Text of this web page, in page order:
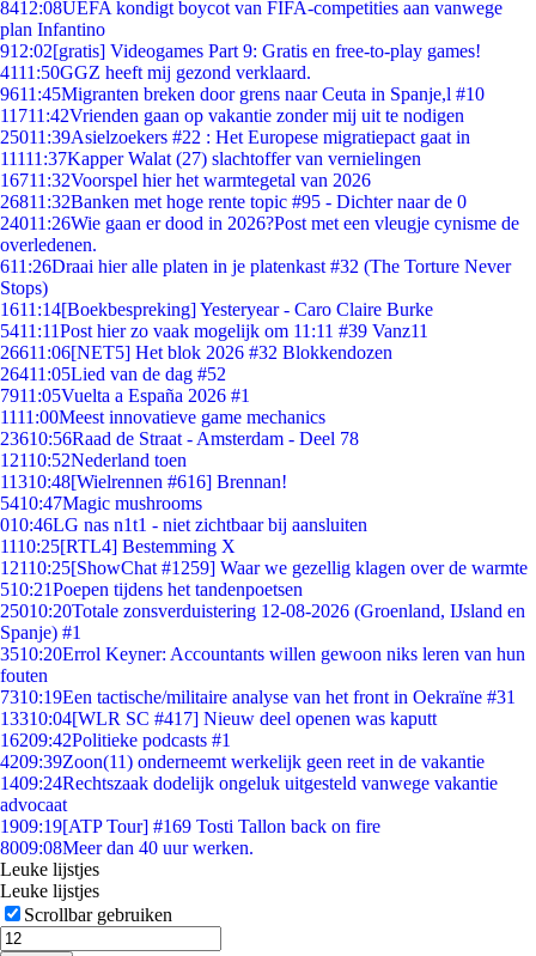
8412:08UEFA kondigt boycot van FIFA-competities aan vanwege
plan Infantino
912:02[gratis] Videogames Part 9: Gratis en free-to-play games!
4111:50GGZ heeft mij gezond verklaard.
9611:45Migranten breken door grens naar Ceuta in Spanje,l #10
11711:42Vrienden gaan op vakantie zonder mij uit te nodigen
25011:39Asielzoekers #22 : Het Europese migratiepact gaat in
11111:37Kapper Walat (27) slachtoffer van vernielingen
16711:32Voorspel hier het warmtegetal van 2026
26811:32Banken met hoge rente topic #95 - Dichter naar de 0
24011:26Wie gaan er dood in 2026?Post met een vleugje cynisme de
overledenen.
611:26Draai hier alle platen in je platenkast #32 (The Torture Never
Stops)
1611:14[Boekbespreking] Yesteryear - Caro Claire Burke
5411:11Post hier zo vaak mogelijk om 11:11 #39 Vanz11
26611:06[NET5] Het blok 2026 #32 Blokkendozen
26411:05Lied van de dag #52
7911:05Vuelta a España 2026 #1
1111:00Meest innovatieve game mechanics
23610:56Raad de Straat - Amsterdam - Deel 78
12110:52Nederland toen
11310:48[Wielrennen #616] Brennan!
5410:47Magic mushrooms
010:46LG nas n1t1 - niet zichtbaar bij aansluiten
1110:25[RTL4] Bestemming X
12110:25[ShowChat #1259] Waar we gezellig klagen over de warmte
510:21Poepen tijdens het tandenpoetsen
25010:20Totale zonsverduistering 12-08-2026 (Groenland, IJsland en
Spanje) #1
3510:20Errol Keyner: Accountants willen gewoon niks leren van hun
fouten
7310:19Een tactische/militaire analyse van het front in Oekraïne #31
13310:04[WLR SC #417] Nieuw deel openen was kaputt
16209:42Politieke podcasts #1
4209:39Zoon(11) onderneemt werkelijk geen reet in de vakantie
1409:24Rechtszaak dodelijk ongeluk uitgesteld vanwege vakantie
advocaat
1909:19[ATP Tour] #169 Tosti Tallon back on fire
8009:08Meer dan 40 uur werken.
Leuke lijstjes
Leuke lijstjes
Scrollbar gebruiken